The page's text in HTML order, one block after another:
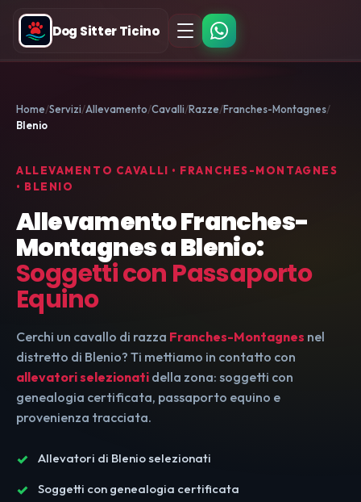
Dog Sitter Ticino
Home Servizi Allevamento Cavalli Razze Franches-Montagnes
Blenio
ALLEVAMENTO CAVALLI • FRANCHES-MONTAGNES
• BLENIO
Allevamento Franches-
Montagnes a Blenio:
Soggetti con Passaporto
Equino
Cerchi un cavallo di razza Franches-Montagnes nel
distretto di Blenio? Ti mettiamo in contatto con
allevatori selezionati della zona: soggetti con
genealogia certificata, passaporto equino e
provenienza tracciata.
Allevatori di Blenio selezionati
Soggetti con genealogia certificata